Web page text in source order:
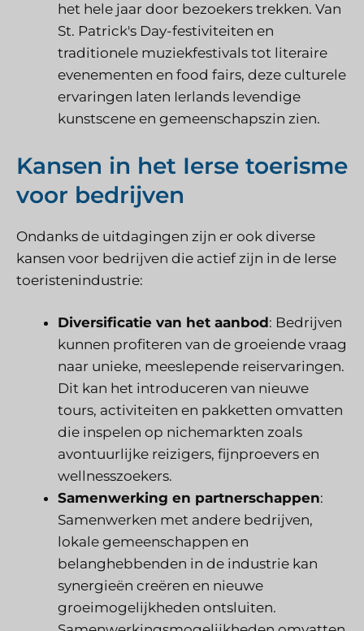
het hele jaar door bezoekers trekken. Van
St. Patrick's Day-festiviteiten en
traditionele muziekfestivals tot literaire
evenementen en food fairs, deze culturele
ervaringen laten Ierlands levendige
kunstscene en gemeenschapszin zien.
Kansen in het Ierse toerisme
voor bedrijven
Ondanks de uitdagingen zijn er ook diverse
kansen voor bedrijven die actief zijn in de Ierse
toeristenindustrie:
Diversificatie van het aanbod: Bedrijven
kunnen profiteren van de groeiende vraag
naar unieke, meeslepende reiservaringen.
Dit kan het introduceren van nieuwe
tours, activiteiten en pakketten omvatten
die inspelen op nichemarkten zoals
avontuurlijke reizigers, fijnproevers en
wellnesszoekers.
Samenwerking en partnerschappen:
Samenwerken met andere bedrijven,
lokale gemeenschappen en
belanghebbenden in de industrie kan
synergieën creëren en nieuwe
groeimogelijkheden ontsluiten.